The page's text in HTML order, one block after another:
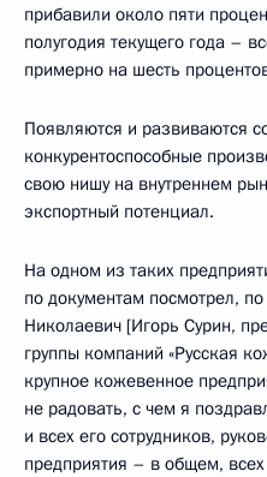
прибавили около пяти
полугодия текущего года –
примерно на шесть
Появляются и развиваются
конкурентоспособные
свою нишу на внутреннем
экспортный потенциал.
На одном из таких
по документам посмотрел,
Николаевич [Игорь Сурин,
группы компаний «Русская
крупное кожевенное
не радовать, с чем я
и всех его сотрудников,
предприятия – в общем,